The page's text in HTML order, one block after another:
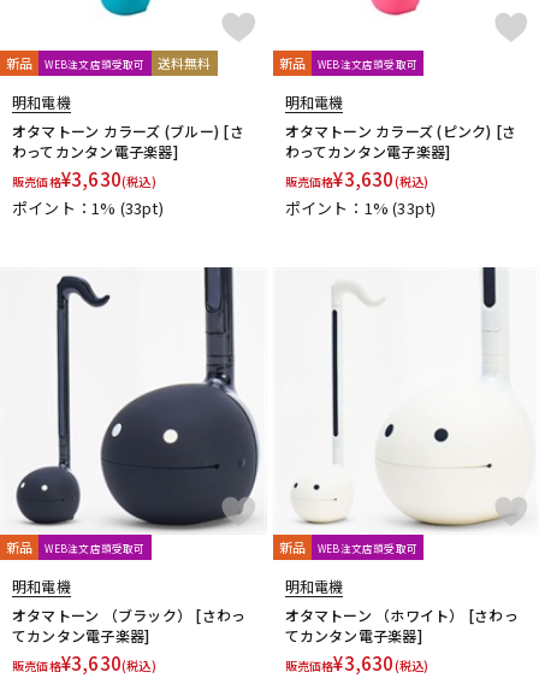
新品 WEB注文店頭受取可 送料無料
明和電機
オタマトーン カラーズ (ブルー) [さ
わってカンタン電子楽器]
販売価格¥3,630(税込)
ポイント：1% (33pt)
新品 WEB注文店頭受取可
明和電機
オタマトーン カラーズ (ピンク) [さ
わってカンタン電子楽器]
販売価格¥3,630(税込)
ポイント：1%(33pt)
新品 WEB注文店頭受取可
明和電機
オタマトーン （ブラック） [さわっ
てカンタン電子楽器]
販売価格¥3,630(税込)
新品 WEB注文店頭受取可
明和電機
オタマトーン （ホワイト） [さわっ
てカンタン電子楽器]
販売価格¥3,630(税込)